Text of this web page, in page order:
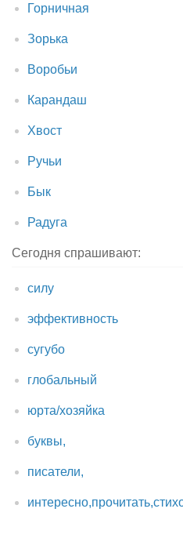
Горничная
Зорька
Воробьи
Карандаш
Хвост
Ручьи
Бык
Радуга
Сегодня спрашивают:
силу
эффективность
сугубо
глобальный
юрта/хозяйка
буквы,
писатели,